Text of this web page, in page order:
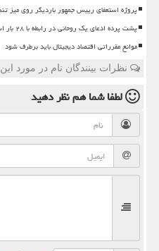
پروژه استعفای رییس جمهور باردیگر روی میز
پشت پرده ادعای یک روحانی در رابطه با ۲۸ بار استعفای مسعود پزشکیان
موانع مقرراتی اقتصاد دیجیتال باید برطرف شود
نظرات بینندگان نام در مورد
لطفا شما همنظر دهید